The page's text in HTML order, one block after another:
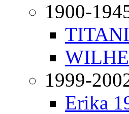
1900-
1999-
Erika